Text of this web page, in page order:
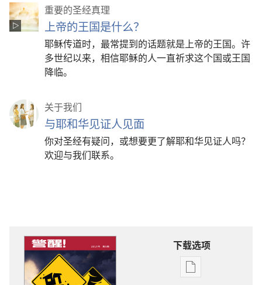
重要的圣经真理
上帝的王国是什么？
耶稣传道时，最常提到的话题就是上帝的王国。许
多世纪以来，相信耶稣的人一直祈求这个国或王国
降临。
关于我们
与耶和华见证人见面
你对圣经有疑问，或想要更了解耶和华见证人吗？
欢迎与我们联系。
下载选项
电